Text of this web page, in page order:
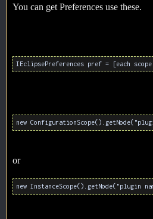
You can get Preferences use these.
IEclipsePreferences pref = [each
new
or
new InstanceScope().getNode("plugin